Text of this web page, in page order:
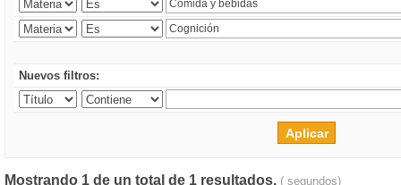
Nuevos filtros:
Mostrando 1 de un total de 1 resultados. ( segundos)